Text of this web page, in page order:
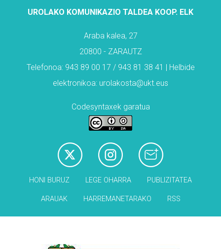
UROLAKO KOMUNIKAZIO TALDEA KOOP. ELK
Araba kalea, 27
20800 - ZARAUTZ
Telefonoa: 943 89 00 17 / 943 81 38 41 | Helbide
elektronikoa: urolakosta@ukt.eus
Codesyntaxek garatua
HONI BURUZ LEGE OHARRA PUBLIZITATEA
ARAUAK HARREMANETARAKO RSS